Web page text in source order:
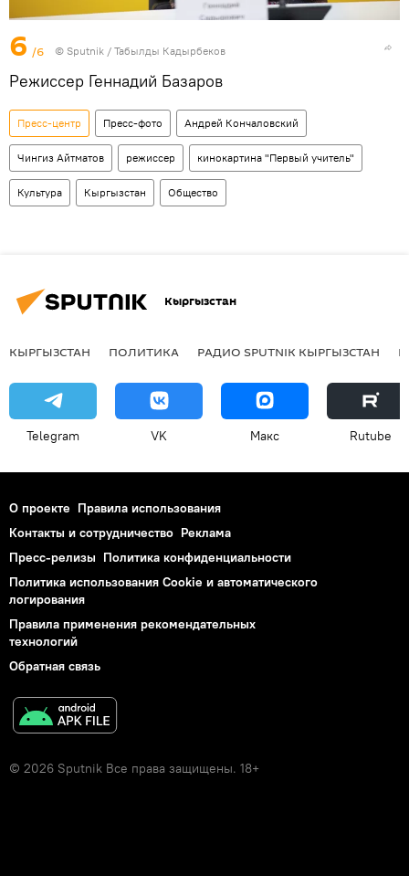
6 /6 © Sputnik / Табылды Кадырбеков
Режиссер Геннадий Базаров
Пресс-центр Пресс-фото Андрей Кончаловский
Чингиз Айтматов режиссер кинокартина "Первый учитель"
Культура Кыргызстан Общество
Кыргызстан
КЫРГЫЗСТАН ПОЛИТИКА РАДИО SPUTNIK КЫРГЫЗСТАН
Telegram VK Макс Rutube
О проекте Правила использования
Контакты и сотрудничество Реклама
Пресс-релизы Политика конфиденциальности
Политика использования Cookie и автоматического
логирования
Правила применения рекомендательных
технологий
Обратная связь
© 2026 Sputnik Все права защищены. 18+